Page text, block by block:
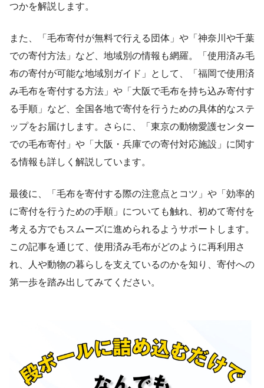
つかを解説します。
また、「毛布寄付が無料で行える団体」や「神奈川や千葉
での寄付方法」など、地域別の情報も網羅。「使用済み毛
布の寄付が可能な地域別ガイド」として、「福岡で使用済
み毛布を寄付する方法」や「大阪で毛布を持ち込み寄付す
る手順」など、全国各地で寄付を行うための具体的なステ
ップをお届けします。さらに、「東京の動物愛護センター
での毛布寄付」や「大阪・兵庫での寄付対応施設」に関す
る情報も詳しく解説しています。
最後に、「毛布を寄付する際の注意点とコツ」や「効率的
に寄付を行うための手順」についても触れ、初めて寄付を
考える方でもスムーズに進められるようサポートします。
この記事を通じて、使用済み毛布がどのように再利用さ
れ、人や動物の暮らしを支えているのかを知り、寄付への
第一歩を踏み出してみてください。